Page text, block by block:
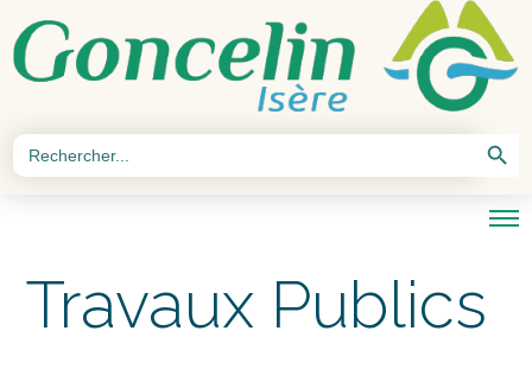
Search
for:
Search Button
Travaux Publics